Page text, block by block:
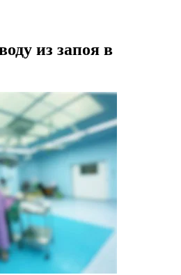
из запоя в